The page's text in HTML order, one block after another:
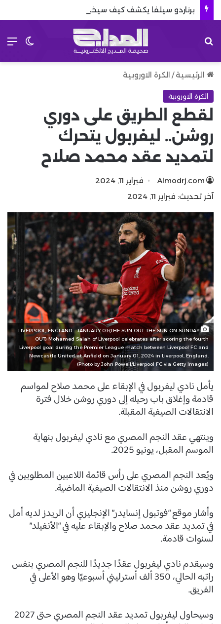
برناردو سيلفا يكشف كيف سيخدم مشروع ريال مدريد
الرئيسية / الكرة الاوروبية
الكرة الاوروبية
لقطع الطريق على دوري
روشن.. ليفربول يتحرك
لتمديد عقد محمد صلاح
Almodrj.com
فبراير 11, 2024
آخر تحديث: فبراير 11, 2024
LIVERPOOL, ENGLAND - JANUARY 01:(THE SUN OUT. THE SUN ON SUNDAY
OUT) Mohamed Salah of Liverpool celebrates after scoring the fourth
Liverpool goal during the Premier League match between Liverpool FC and
Newcastle United at Anfield on January 01, 2024 in Liverpool, England.
(Photo by John Powell/Liverpool FC via Getty Images)
يأمل نادي ليفربول في الإبقاء على محمد صلاح لمواسم
قادمة وإغلاق باب رحيله إلى دوري روشن خلال فترة
الانتقالات الصيفية المقبلة.
وينتهي عقد النجم المصري مع نادي ليفربول بنهاية
الموسم المقبل، يونيو 2025.
ويُعد النجم المصري على رأس قائمة اللاعبين المطلوبين في
دوري روشن منذ الانتقالات الصيفية الماضية.
وأشار موقع “فوتبول إنسايدر” الإنجليزي أن الريدز لديه أمل
في تمديد عقد محمد صلاح والإبقاء عليه في “الأنفيلد”
لسنوات قادمة.
وسيقدم نادي ليفربول عقدًا جديدًا للنجم المصري بنفس
راتبه الحالي، 350 ألف أسترليني أسبوعيًا وهو الأعلى في
الفريق.
وسيحاول ليفربول تمديد عقد النجم المصري حتى 2027